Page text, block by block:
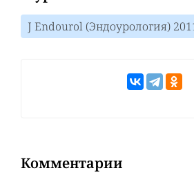
J Endourol (Эндоурология)
Комментарии